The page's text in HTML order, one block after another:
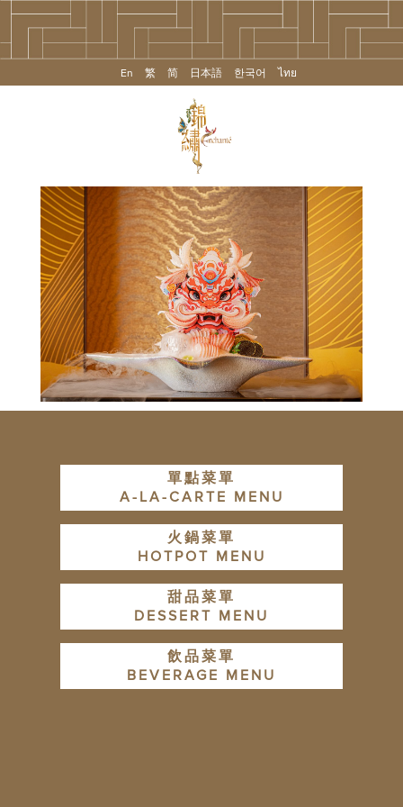
En 繁 简 日本語 한국어 ไทย
單點菜單
A-LA-CARTE MENU
火鍋菜單
HOTPOT MENU
甜品菜單
DESSERT MENU
飲品菜單
BEVERAGE MENU